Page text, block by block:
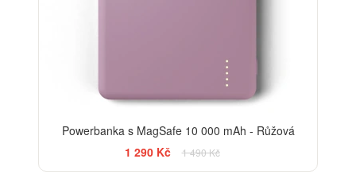
Powerbanka s MagSafe 10 000 mAh - Růžová
1 290 Kč
1 490 Kč